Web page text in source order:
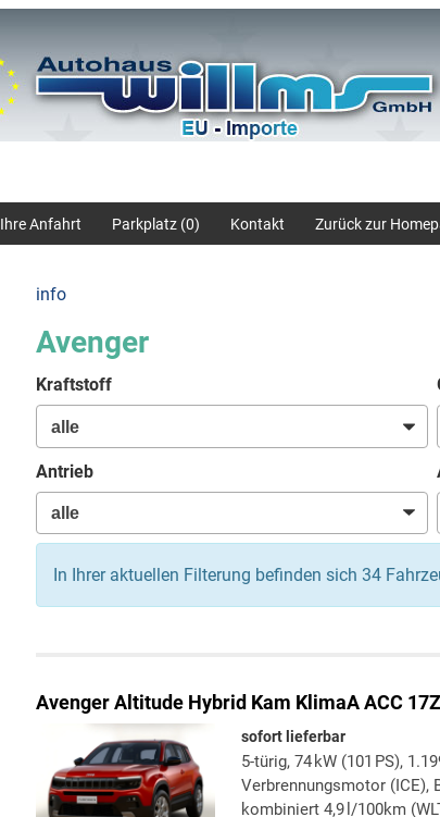
Ihre Anfahrt Parkplatz (0) Kontakt Zurück zur
info
Avenger
Kraftstoff
Antrieb
In Ihrer aktuellen Filterung befinden sich 34
AvengerAltitude Hybrid Kam KlimaA ACC
sofort lieferbar
5-türig, 74 kW (101 PS),
Verbrennungsmotor (ICE),
kombiniert 4,9 l/100km